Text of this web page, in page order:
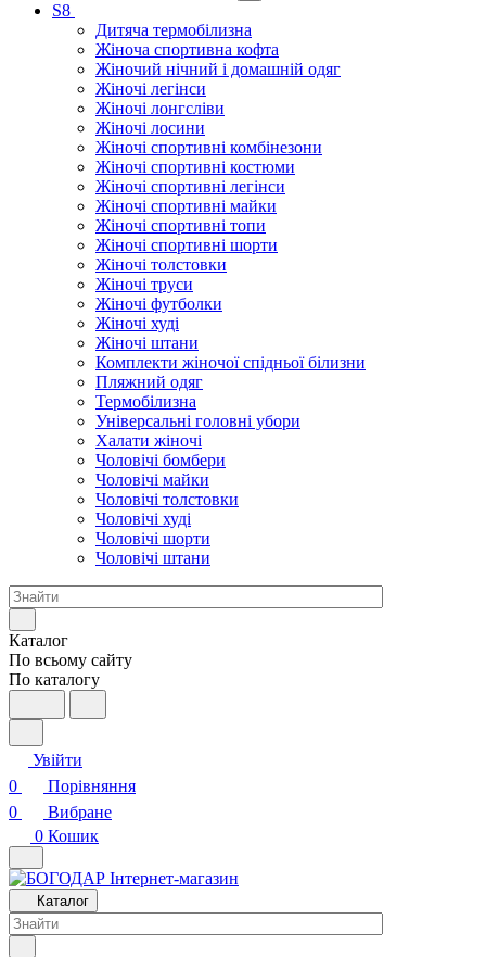
S8
Дитяча термобілизна
Жіноча спортивна кофта
Жіночий нічний і домашній одяг
Жіночі легінси
Жіночі лонгсліви
Жіночі лосини
Жіночі спортивні комбінезони
Жіночі спортивні костюми
Жіночі спортивні легінси
Жіночі спортивні майки
Жіночі спортивні топи
Жіночі спортивні шорти
Жіночі толстовки
Жіночі труси
Жіночі футболки
Жіночі худі
Жіночі штани
Комплекти жіночої спідньої білизни
Пляжний одяг
Термобілизна
Універсальні головні убори
Халати жіночі
Чоловічі бомбери
Чоловічі майки
Чоловічі толстовки
Чоловічі худі
Чоловічі шорти
Чоловічі штани
Каталог
По всьому сайту
По каталогу
Увійти
0
Порівняння
0
Вибране
0 Кошик
Каталог